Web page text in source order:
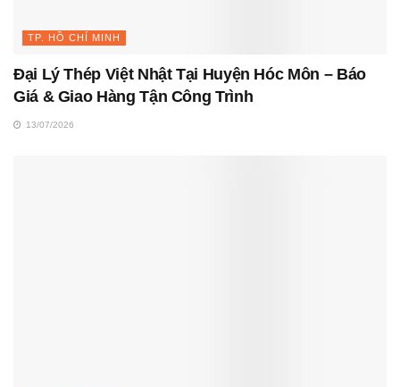
TP. HỒ CHÍ MINH
Đại Lý Thép Việt Nhật Tại Huyện Hóc Môn – Báo
Giá & Giao Hàng Tận Công Trình
13/07/2026